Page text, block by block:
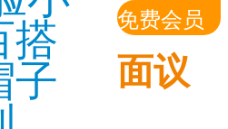
免费会员
面议